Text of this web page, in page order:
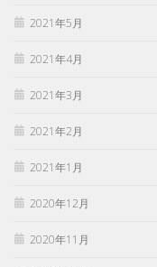
2021年5月
2021年4月
2021年3月
2021年2月
2021年1月
2020年12月
2020年11月